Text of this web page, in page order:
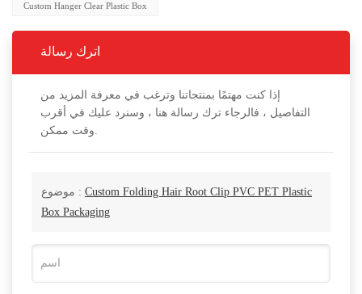
Custom Hanger Clear Plastic Box
اترك رسالة
إذا كنت مهتمًا بمنتجاتنا وترغب في معرفة المزيد من
التفاصيل ، فالرجاء ترك رسالة هنا ، وسنرد عليك في أقرب
موضوع : Custom Folding Hair Root Clip PVC PET Plastic
Box Packaging